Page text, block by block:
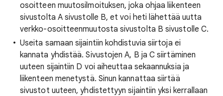
osoitteen muutosilmoituksen, joka ohjaa liikenteen
sivustolta A sivustolle B, et voi heti lähettää uutta
verkko-osoitteenmuutosta sivustolta B sivustolle C.
Useita samaan sijaintiin kohdistuvia siirtoja ei
kannata yhdistää. Sivustojen A, B ja C siirtäminen
uuteen sijaintiin D voi aiheuttaa sekaannuksia ja
liikenteen menetystä. Sinun kannattaa siirtää
sivustot uuteen, yhdistettyyn sijaintiin yksi kerrallaan